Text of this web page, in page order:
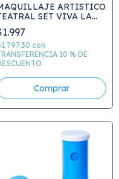
ARTISTICO
SET VIVA LA
C.160
con
10 % DE
Comprar